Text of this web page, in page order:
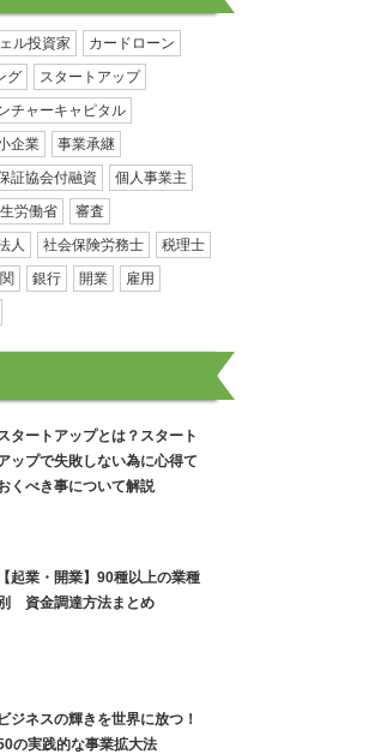
ル投資家
カードローン
グ
スタートアップ
チャーキャピタル
企業
事業承継
証協会付融資
個人事業主
労働省
審査
人 社会保険労務士
税理士
銀行 開業
雇用
タートアップとは？スタート
ップで失敗しない為に心得て
くべき事について解説
【起業・開業】90種以上の業種
資金調達方法まとめ
ビジネスの輝きを世界に放つ！
の実践的な事業拡大法